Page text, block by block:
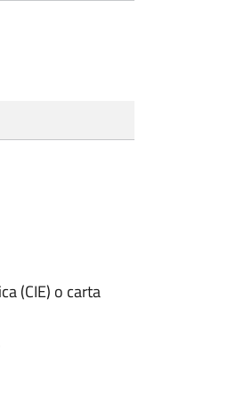
(CIE) o carta